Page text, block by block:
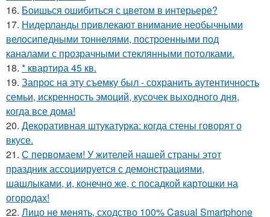
16. Боишься ошибиться с цветом в интерьере?
17. Нидерланды привлекают внимание необычными
велосипедными тоннелями, построенными под
каналами с прозрачными стеклянными потолками.
18. * квартира 45 кв.
19. Запрос на эту съемку был - сохранить аутентичность
семьи, искренность эмоций, кусочек выходного дня,
когда все дома!
20. Декоративная штукатурка: когда стены говорят о
вкусе.
21. С первомаем! У жителей нашей страны этот
праздник ассоциируется с демонстрациями,
шашлыками, и, конечно же, с посадкой картошки на
огородах!
22. Лицо не менять, сходство 100% Casual Smartphone